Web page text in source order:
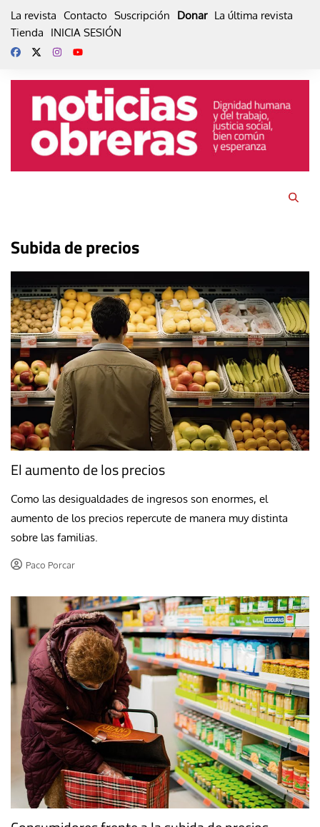
La revista Contacto Suscripción Donar La última revista
Tienda
INICIA SESIÓN
Subida de precios
El aumento de los precios
Como las desigualdades de ingresos son enormes, el
aumento de los precios repercute de manera muy distinta
sobre las familias.
Paco Porcar